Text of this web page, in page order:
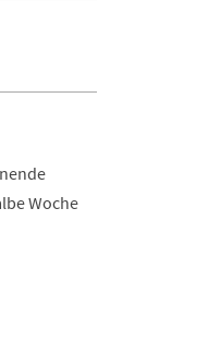
Woche